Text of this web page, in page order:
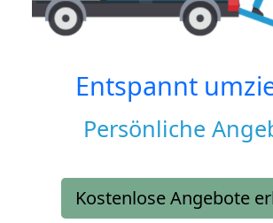
Entspannt
Persönliche
Kostenlose Angebote